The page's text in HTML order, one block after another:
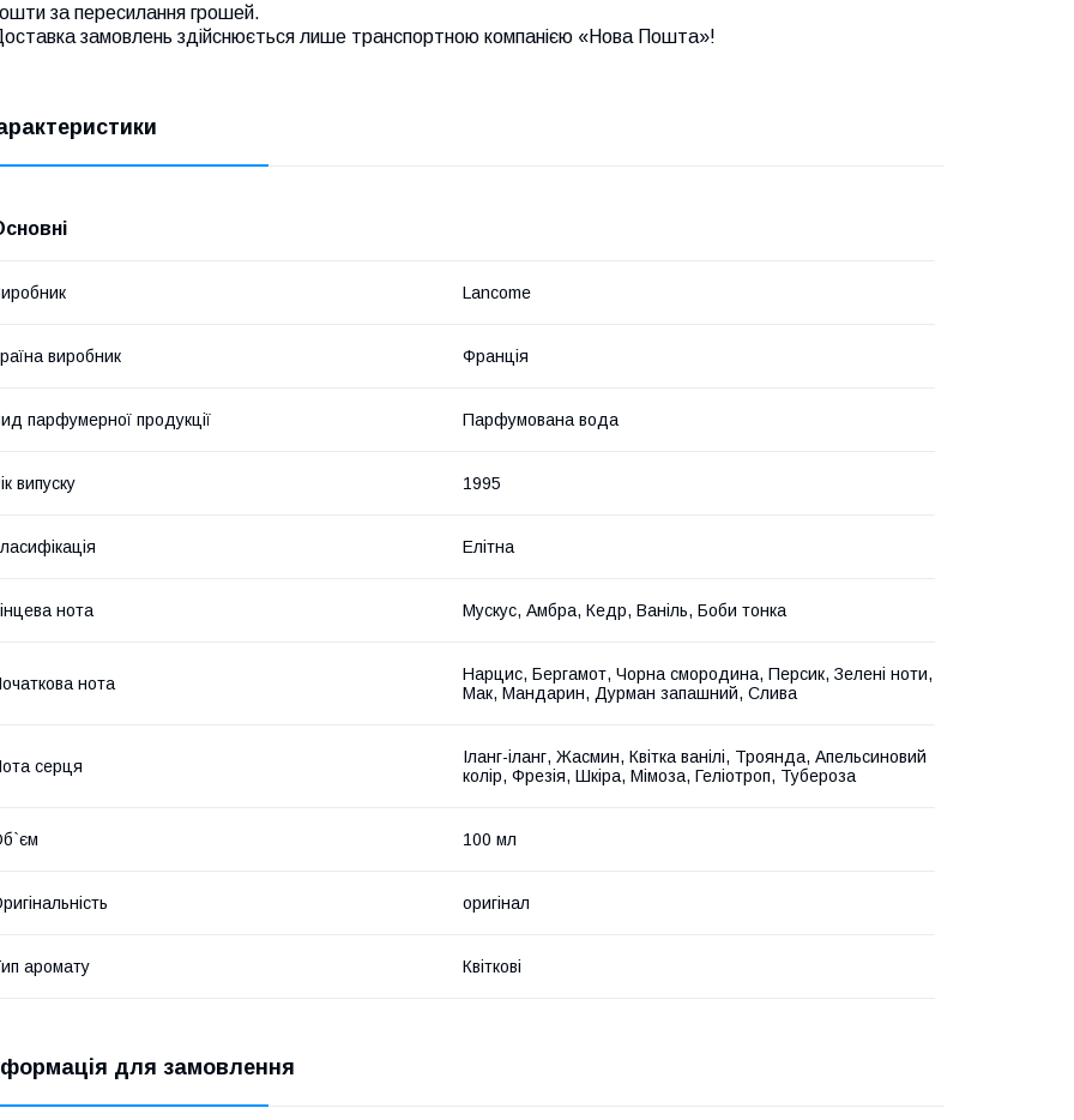
за пересилання грошей.
замовлень здійснюється лише транспортною компанією «Нова Пошта»!
Lancome
виробник Франція
парфумерної продукції Парфумована вода
випуску 1995
Елітна
нота Мускус, Амбра, Кедр, Ваніль, Боби тонка
нота
Нарцис, Бергамот, Чорна смородина, Персик, Зелені ноти,
Мак, Мандарин, Дурман запашний, Слива
серця
Іланг-іланг, Жасмин, Квітка ванілі, Троянда, Апельсиновий
колір, Фрезія, Шкіра, Мімоза, Геліотроп, Тубероза
100 мл
оригінал
аромату Квіткові
для замовлення